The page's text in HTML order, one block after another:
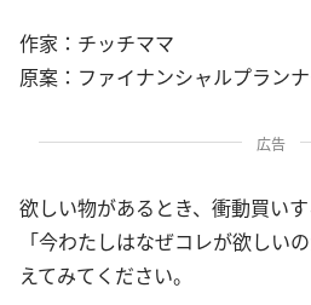
作家：チッチママ
原案：ファイナンシャルプラン
広告
欲しい物があるとき、衝動買い
「今わたしはなぜコレが欲しい
えてみてください。